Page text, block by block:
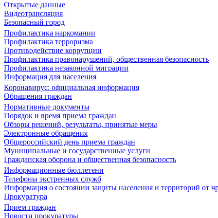
Открытые данные
Видеотрансляция
Безопасный город
Профилактика наркомании
Профилактика терроризма
Противодействие коррупции
Профилактика правонарушений, общественная безопасность
Профилактика незаконной миграции
Информация для населения
Коронавирус: официальная информация
Обращения граждан
Нормативные документы
Порядок и время приема граждан
Обзоры решений, результаты, принятые меры
Электронные обращения
Общероссийский день приема граждан
Муниципальные и государственные услуги
Гражданская оборона и общественная безопасность
Информационные бюллетени
Телефоны экстренных служб
Информация о состоянии защиты населения и территорий от
Прокуратура
Прием граждан
Новости прокуратуры